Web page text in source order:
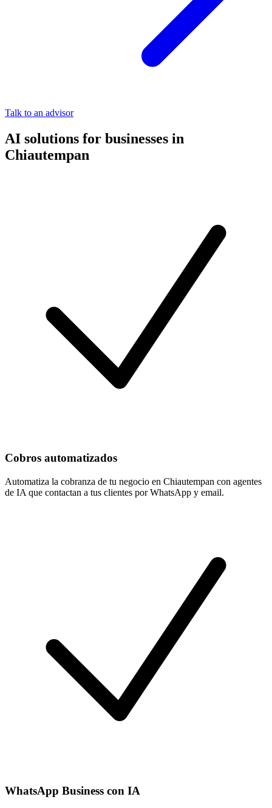
Talk to an advisor
AI solutions for businesses in
Chiautempan
Cobros automatizados
Automatiza la cobranza de tu negocio en Chiautempan con agentes
de IA que contactan a tus clientes por WhatsApp y email.
WhatsApp Business con IA